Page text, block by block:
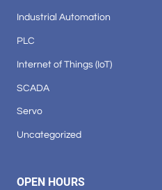
Industrial Automation
PLC
Internet of Things (IoT)
SCADA
Servo
Uncategorized
OPEN HOURS